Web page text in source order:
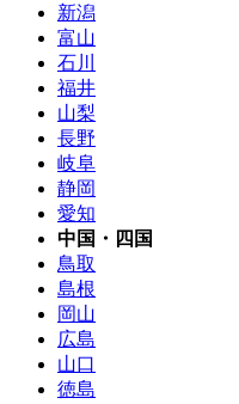
新潟
富山
石川
福井
山梨
長野
岐阜
静岡
愛知
中国・四国
鳥取
島根
岡山
広島
山口
徳島